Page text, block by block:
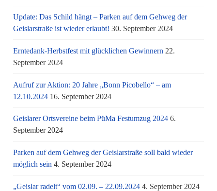
Update: Das Schild hängt – Parken auf dem Gehweg der
Geislarstraße ist wieder erlaubt! 30. September 2024
Erntedank-Herbstfest mit glücklichen Gewinnern 22.
September 2024
Aufruf zur Aktion: 20 Jahre „Bonn Picobello“ – am
12.10.2024 16. September 2024
Geislarer Ortsvereine beim PüMa Festumzug 2024 6.
September 2024
Parken auf dem Gehweg der Geislarstraße soll bald wieder
möglich sein 4. September 2024
„Geislar radelt“ vom 02.09. – 22.09.2024 4. September 2024